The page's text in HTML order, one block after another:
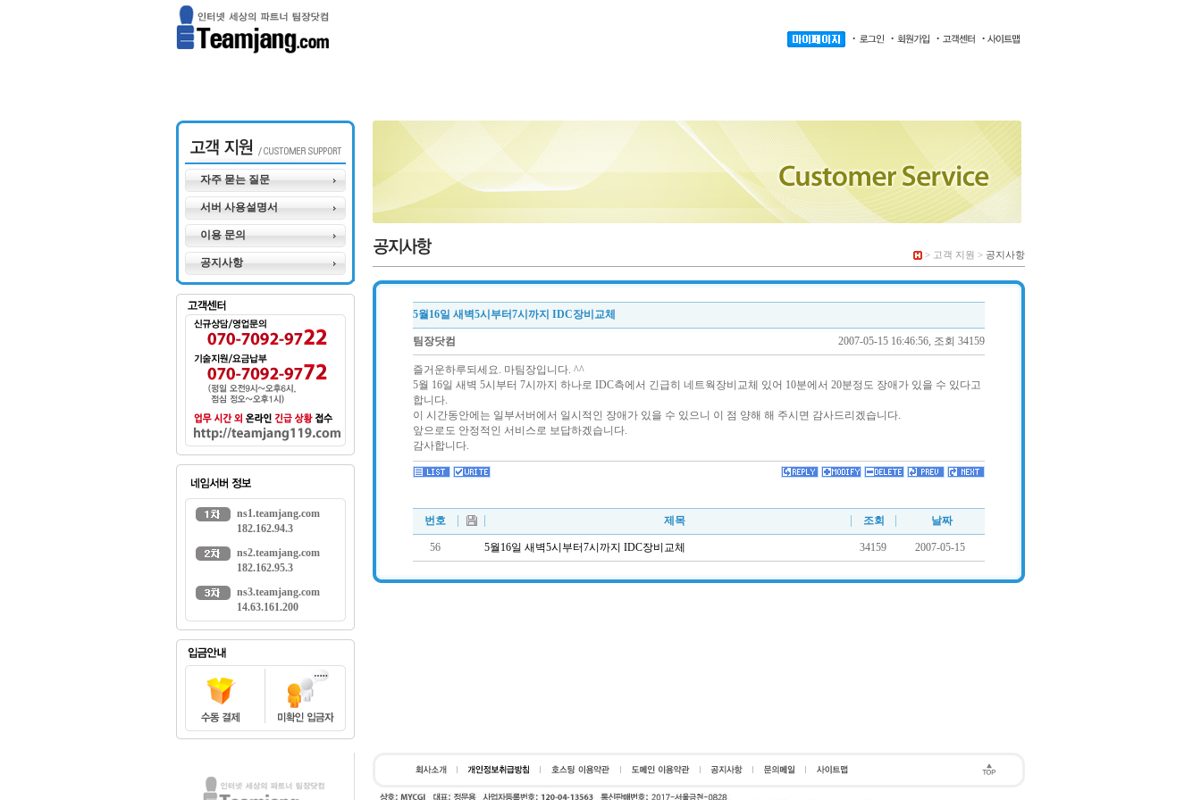
자주 묻는 질문
서버 사용설명서
이용 문의
공지사항
ns1.teamjang.com
182.162.94.3
ns2.teamjang.com
182.162.95.3
ns3.teamjang.com
14.63.161.200
> 고객 지원 > 공지사항
5월16일 새벽5시부터7시까지 IDC장비교체
팀장닷컴 2007-05-15 16:46:56, 조회 34159
즐거운하루되세요. 마팀장입니다. ^^
5월 16일 새벽 5시부터 7시까지 하나로 IDC측에서 긴급히 네트웍장비교체 있어 10분에서 20분정도 장애가 있을 수 있다고
합니다.
이 시간동안에는 일부서버에서 일시적인 장애가 있을 수 있으니 이 점 양해 해 주시면 감사드리겠습니다.
앞으로도 안정적인 서비스로 보답하겠습니다.
감사합니다.
번호 제목 조회 날짜
56 5월16일 새벽5시부터7시까지 IDC장비교체 34159 2007-05-15